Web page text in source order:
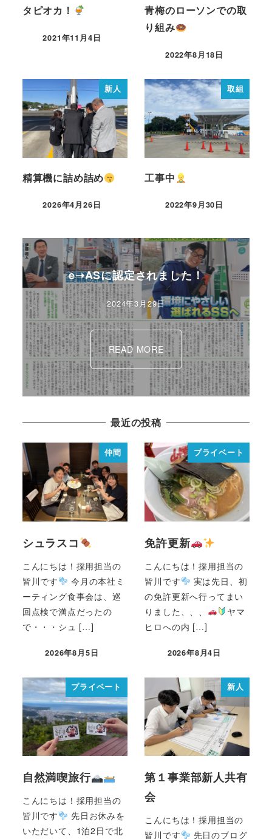
タピオカ！
2021年11月4日
青梅のローソンでの取
り組み
2022年8月18日
新人
精算機に詰め詰め
2026年4月26日
取組
工事中
2022年9月30日
e➝ASに認定されました！
2024年3月29日
READ MORE
最近の投稿
仲間
シュラスコ
こんにちは！採用担当の
皆川です
今月の本社ミ
ーティング食事会は、巡
回点検で満点だったの
で・・・シュ […]
2026年8月5日
プライベート
免許更新
こんにちは！採用担当の
皆川です
実は先日、初
の免許更新へ行ってまい
りました、、、
ヤマ
ヒロへの内 […]
2026年8月4日
プライベート
自然満喫旅行
こんにちは！採用担当の
皆川です
先日お休みを
いただいて、1泊2日で北
新人
第１事業部新人共有
会
こんにちは！採用担当の
皆川です
先日のブログ